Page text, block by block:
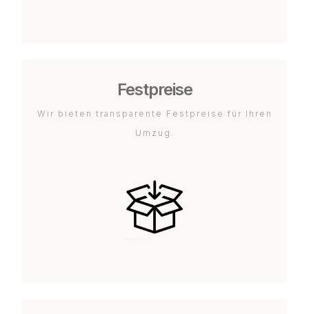
Festpreise
Wir bieten transparente Festpreise für Ihren
Umzug.